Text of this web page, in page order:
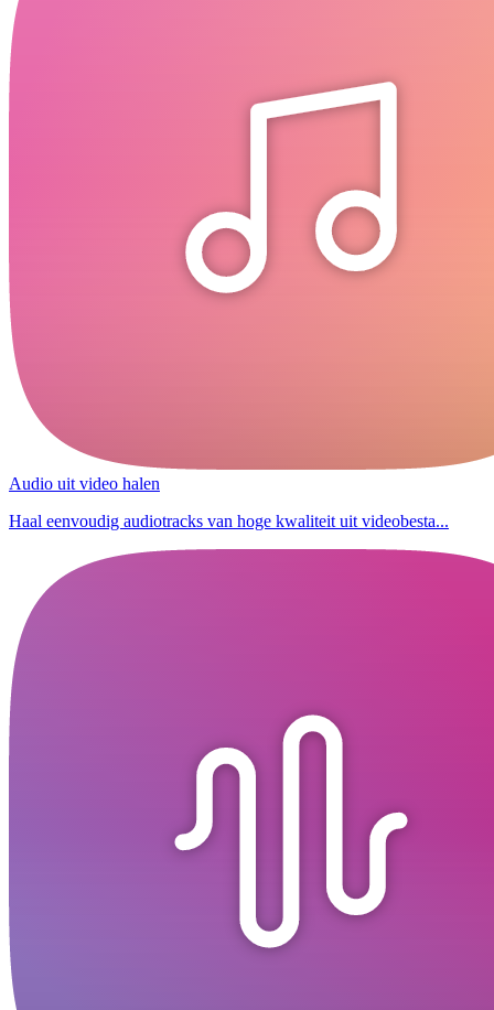
Audio uit video halen
Haal eenvoudig audiotracks van hoge kwaliteit uit videobesta...